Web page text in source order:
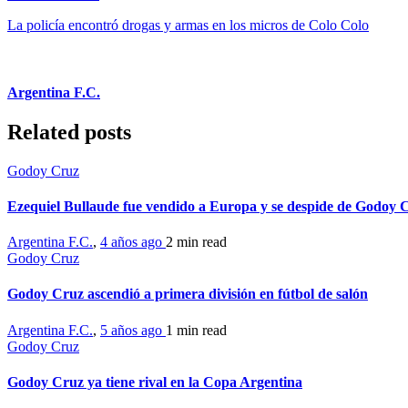
La policía encontró drogas y armas en los micros de Colo Colo
Argentina F.C.
Related posts
Godoy Cruz
Ezequiel Bullaude fue vendido a Europa y se despide de Godoy
Argentina F.C., 4 años ago 2 min read
Godoy Cruz
Godoy Cruz ascendió a primera división en fútbol de salón
Argentina F.C., 5 años ago 1 min read
Godoy Cruz
Godoy Cruz ya tiene rival en la Copa Argentina